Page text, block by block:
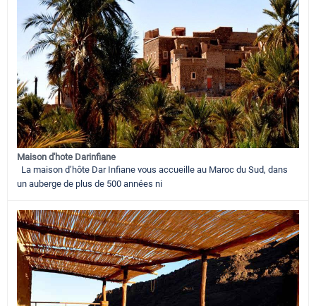
Maison d'hote Darinfiane
La maison d’hôte Dar Infiane vous accueille au Maroc du Sud, dans
un auberge de plus de 500 années ni